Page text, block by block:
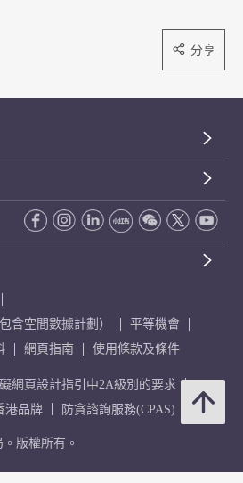
分享
含空間數據計劃）
平等機會
網頁指南 使用條款及條件
網頁設計指引中2A級別的要求
港品牌 防貪諮詢服務(CPAS)
版權所有。